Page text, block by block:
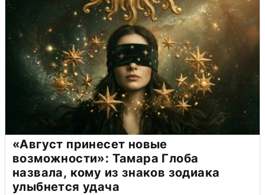
«Август принесет новые
возможности»: Тамара Глоба
назвала, кому из знаков зодиака
улыбнется удача